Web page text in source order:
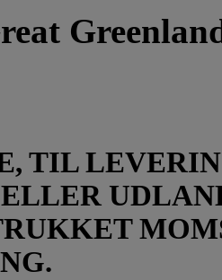
TIL